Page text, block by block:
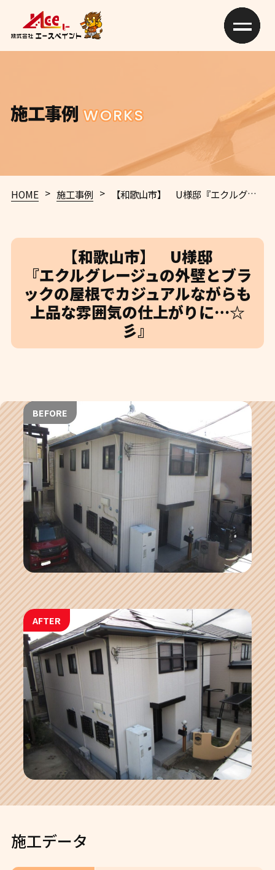
施工事例 WORKS
HOME > 施工事例 > 【和歌山市】 U様邸 『エクルグレージュの外壁とブラックの屋根でカジュアルながらも上品な雰囲気の仕上がりに…☆彡』
【和歌山市】 U様邸
『エクルグレージュの外壁とブラ
ックの屋根でカジュアルながらも
上品な雰囲気の仕上がりに…☆
彡』
BEFORE
AFTER
施工データ